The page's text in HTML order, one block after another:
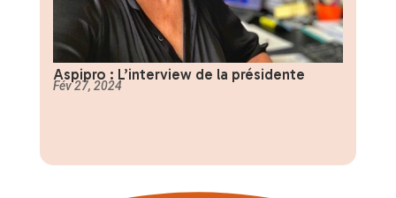
Aspipro : L’interview de la présidente
Fév 27, 2024